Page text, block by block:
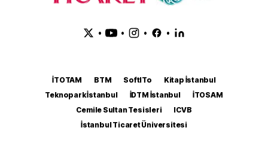
• • • •
İTOTAM BTM SoftITo
Kitap İstanbul
Teknopark İstanbul
İDTM İstanbul
İTOSAM
Cemile Sultan Tesisleri
ICVB
İstanbul Ticaret Üniversitesi